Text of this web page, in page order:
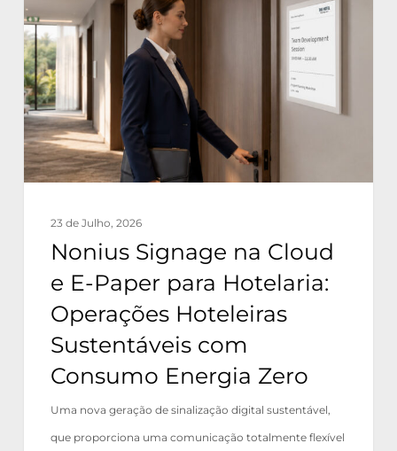
na
Cloud
e
E-
Paper
para
Hotelaria:
Sustentáveis
com
Consumo
Energia
Zero
23 de Julho, 2026
Nonius Signage na Cloud
e E-Paper para Hotelaria:
Operações Hoteleiras
Sustentáveis com
Consumo Energia Zero
Uma nova geração de sinalização digital sustentável,
que proporciona uma comunicação totalmente flexível